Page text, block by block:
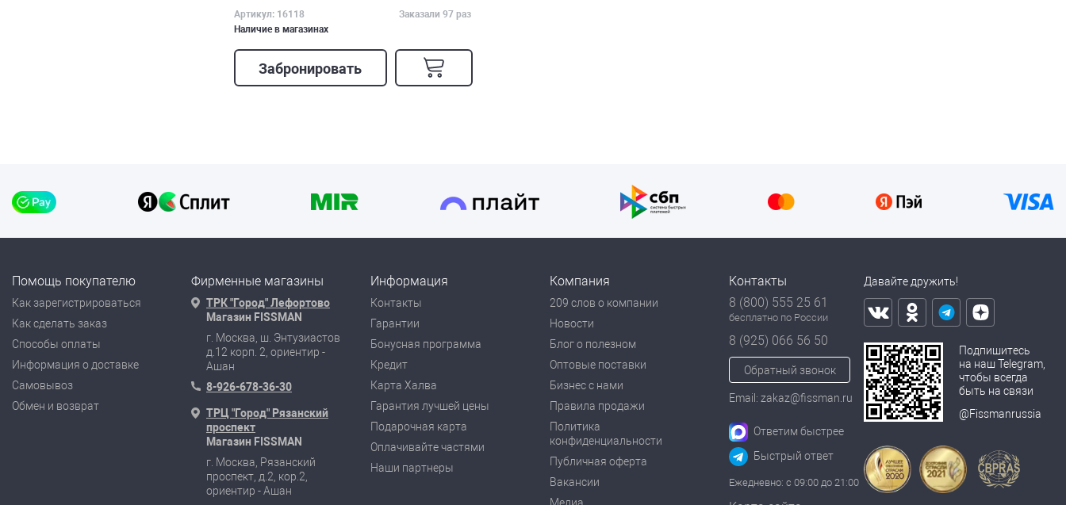
Артикул: 16118
Заказали 97 раз
Наличие в магазинах
Забронировать
Помощь покупателю
Как зарегистрироваться
Как сделать заказ
Способы оплаты
Информация о доставке
Самовывоз
Обмен и возврат
Фирменные магазины
ТРК "Город" Лефортово
Магазин FISSMAN
г. Москва, ш. Энтузиастов
д.12 корп. 2, ориентир -
Ашан
8-926-678-36-30
ТРЦ "Город" Рязанский
проспект
Магазин FISSMAN
г. Москва, Рязанский
проспект, д.2, кор.2,
ориентир - Ашан
Информация
Контакты
Гарантии
Бонусная программа
Кредит
Карта Халва
Гарантия лучшей цены
Подарочная карта
Оплачивайте частями
Наши партнеры
Компания
209 слов о компании
Новости
Блог о полезном
Оптовые поставки
Бизнес с нами
Правила продажи
Политика
конфиденциальности
Публичная оферта
Вакансии
Контакты
8 (800) 555 25 61
бесплатно по России
8 (925) 066 56 50
Обратный звонок
Email: zakaz@fissman.ru
Ответим быстрее
Быстрый ответ
Ежедневно: с 09:00 до 21:00
Давайте дружить!
Подпишитесь
на наш Telegram,
чтобы всегда
быть на связи
@Fissmanrussia